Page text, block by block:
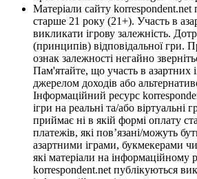
Матеріали сайту korrespondent.net
старше 21 року (21+). Участь в
викликати ігрову залежність.
(принципів) відповідальної гри.
ознак залежності негайно
Пам'ятайте, що участь в азартних
джерелом доходів або
Інформаційний ресурс
ігри на реальні та/або віртуальні
приймає ні в якій формі оплату
платежів, які пов’язані/можуть
азартними іграми, букмекерами
які матеріали на інформаційному
korrespondent.net публікуються